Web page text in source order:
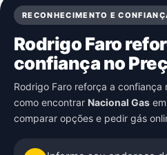
RECONHECIMENTO E
Rodrigo Faro
confiança no
Rodrigo Faro reforça a confiança
como encontrar Nacional Gas em
comparar opções e pedir gás